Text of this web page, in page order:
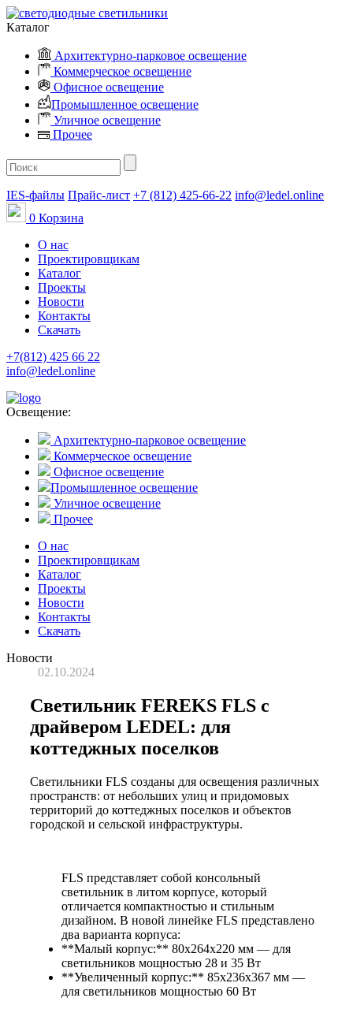
Каталог
Архитектурно-парковое освещение
Коммерческое освещение
Офисное освещение
Промышленное освещение
Уличное освещение
Прочее
IES-файлы Прайс-лист +7 (812) 425-66-22 info@ledel.online
0 Корзина
О нас
Проектировщикам
Каталог
Проекты
Новости
Контакты
Скачать
+7(812) 425 66 22
info@ledel.online
Освещение:
Архитектурно-парковое освещение
Коммерческое освещение
Офисное освещение
Промышленное освещение
Уличное освещение
Прочее
О нас
Проектировщикам
Каталог
Проекты
Новости
Контакты
Скачать
Новости
02.10.2024
Светильник FEREKS FLS с
драйвером LEDEL: для
коттеджных поселков
Светильники FLS созданы для освещения различных
пространств: от небольших улиц и придомовых
территорий до коттеджных поселков и объектов
городской и сельской инфраструктуры.
FLS представляет собой консольный
светильник в литом корпусе, который
отличается компактностью и стильным
дизайном. В новой линейке FLS представлено
два варианта корпуса:
**Малый корпус:** 80х264х220 мм — для
светильников мощностью 28 и 35 Вт
**Увеличенный корпус:** 85х236х367 мм —
для светильников мощностью 60 Вт